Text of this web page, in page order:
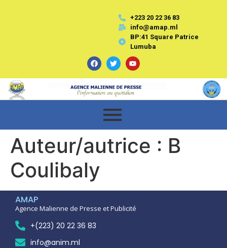
+223 20 22 36 83
info@amap.ml
BP:41 Square Patrice
Lumuba
Auteur/autrice : B
Coulibaly
AMAP
Agence Malienne de Presse et Publicité
+(223) 20 22 36 83
info@anim.ml